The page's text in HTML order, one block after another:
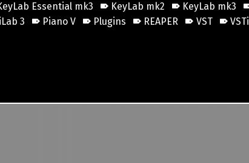
Essential mk3 KeyLab mk2 KeyLab mk3
3 Piano V Plugins REAPER VST VSTi